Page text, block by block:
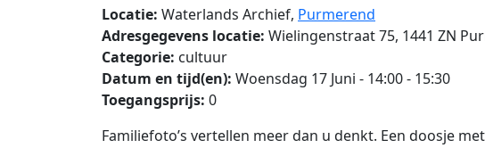
Locatie: Waterlands Archief, Purmerend
Adresgegevens locatie: Wielingenstraat 75, 1441 ZN
Categorie: cultuur
Datum en tijd(en): Woensdag 17 Juni - 14:00 - 15:30
Toegangsprijs: 0
Familiefoto’s vertellen meer dan u denkt. Een doosje